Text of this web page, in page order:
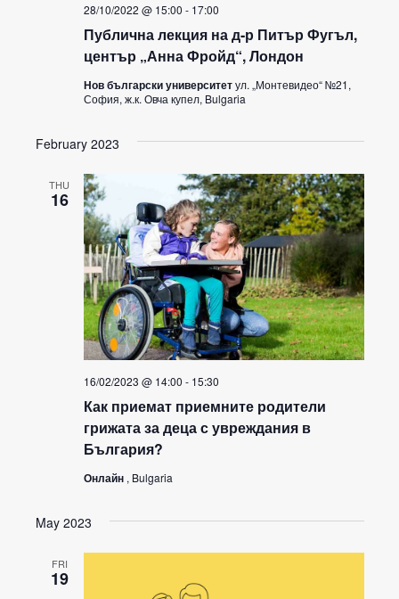
Публична лекция на д-р Питър Фугъл,
център „Анна Фройд“, Лондон
28/10/2022 @ 15:00 - 17:00
Нов български университетул. „Монтевидео“ №21,
София, ж.к. Овча купел, Bulgaria
February 2023
THU
16
Как приемат приемните родители
грижата за деца с увреждания в
България?
16/02/2023 @ 14:00 - 15:30
Онлайн , Bulgaria
May 2023
FRI
19